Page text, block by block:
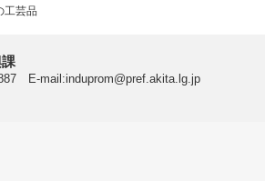
工芸品
E-mail:induprom@pref.akita.lg.jp